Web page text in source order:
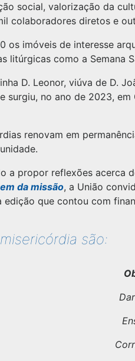
social, valorização da
colaboradores diretos e
imóveis de interesse
litúrgicas como a Semana
D. Leonor, viúva de D.
surgiu, no ano de 2023,
renovam em
a propor reflexões
da missão, a União
edição que contou com
são: